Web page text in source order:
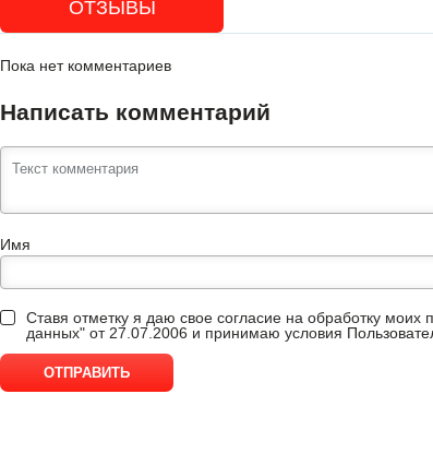
ОТЗЫВЫ
Пока нет комментариев
Написать комментарий
Имя
Ставя отметку я даю свое согласие на обработку
данных" от 27.07.2006 и принимаю условия